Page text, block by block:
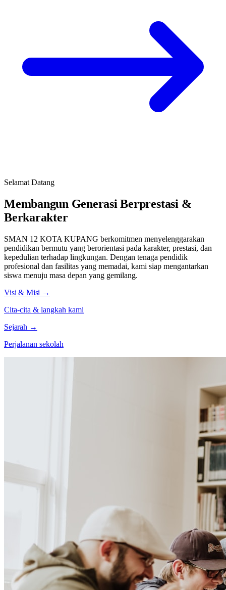
Selamat Datang
Membangun GenerasiBerprestasi&
Berkarakter
SMAN 12 KOTA KUPANG berkomitmen menyelenggarakan
pendidikan bermutu yang berorientasi pada karakter, prestasi, dan
kepedulian terhadap lingkungan. Dengan tenaga pendidik
profesional dan fasilitas yang memadai, kami siap mengantarkan
siswa menuju masa depan yang gemilang.
Visi & Misi →
Cita-cita & langkah kami
Sejarah →
Perjalanan sekolah